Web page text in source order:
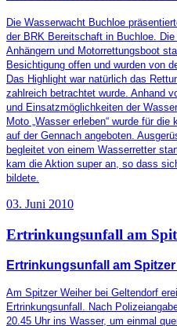
Die Wasserwacht Buchloe
der BRK Bereitschaft in Buchloe.
Anhängern und Motorrettungsboot
Besichtigung offen und wurden von
Das Highlight war natürlich das
zahlreich betrachtet wurde. Anhand
und Einsatzmöglichkeiten der
Moto „Wasser erleben“ wurde für
auf der Gennach angeboten.
begleitet von einem Wasserretter
kam die Aktion super an, so dass
bildete.
03. Juni 2010
Ertrinkungsunfall am
Ertrinkungsunfall am
Am Spitzer Weiher bei Geltendorf
Ertrinkungsunfall. Nach
20.45 Uhr ins Wasser, um einmal